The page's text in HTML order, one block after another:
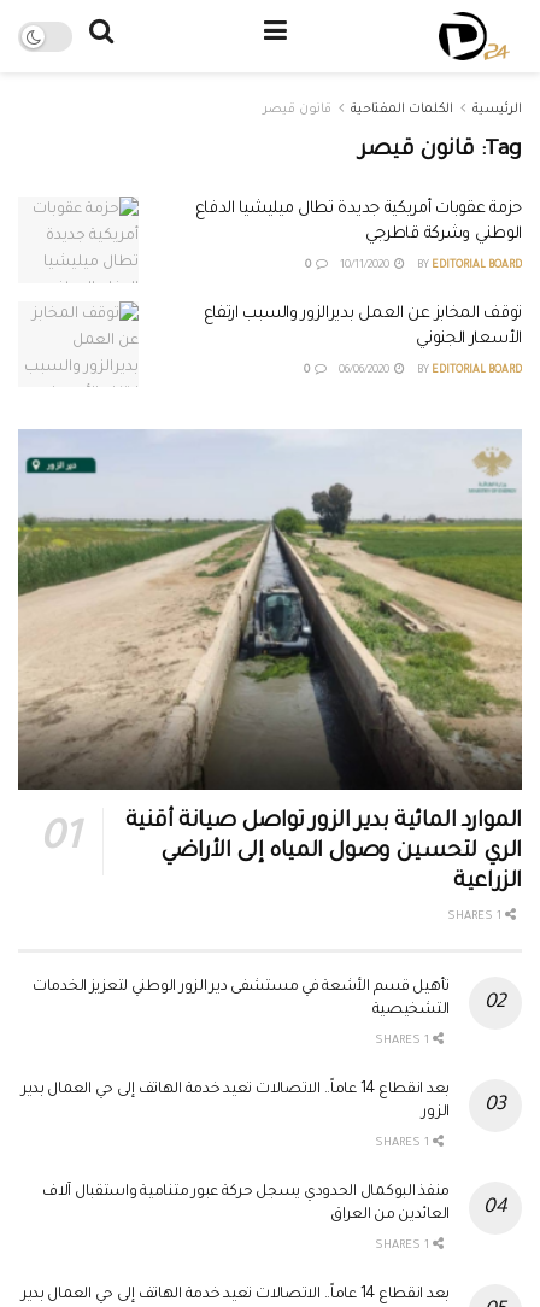
الرئيسية الكلمات المفتاحية قانون قيصر
Tag: قانون قيصر
حزمة عقوبات أمريكية جديدة تطال ميليشيا الدفاع
الوطني وشركة قاطرجي
BY EDITORIAL BOARD
توقف المخابز عن العمل بديرالزور والسبب ارتفاع
الأسعار الجنوني
BY EDITORIAL BOARD
الموارد المائية بدير الزور تواصل صيانة أقنية
الري لتحسين وصول المياه إلى الأراضي
الزراعية
تأهيل قسم الأشعة في مستشفى دير الزور الوطني لتعزيز الخدمات
التشخيصية
بعد انقطاع 14 عاماً.. الاتصالات تعيد خدمة الهاتف إلى حي العمال بدير
الزور
منفذ البوكمال الحدودي يسجل حركة عبور متنامية واستقبال آلاف
العائدين من العراق
بعد انقطاع 14 عاماً.. الاتصالات تعيد خدمة الهاتف إلى حي العمال بدير